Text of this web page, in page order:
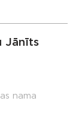
Jānīts
nama